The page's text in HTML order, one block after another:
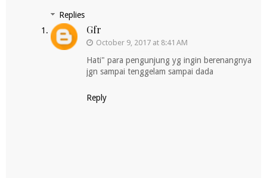
Replies
Gfr
October 9, 2017 at 8:41 AM
Hati" para pengunjung yg ingin berenangnya
jgn sampai tenggelam sampai dada
Reply